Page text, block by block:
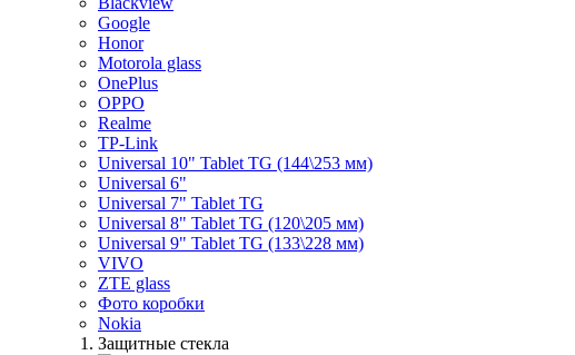
Google
Honor
Motorola glass
OnePlus
OPPO
Realme
TP-Link
Universal 10" Tablet TG (144\253 мм)
Universal 6"
Universal 7" Tablet TG
Universal 8" Tablet TG (120\205 мм)
Universal 9" Tablet TG (133\228 мм)
VIVO
ZTE glass
Фото коробки
Nokia
Защитные стекла